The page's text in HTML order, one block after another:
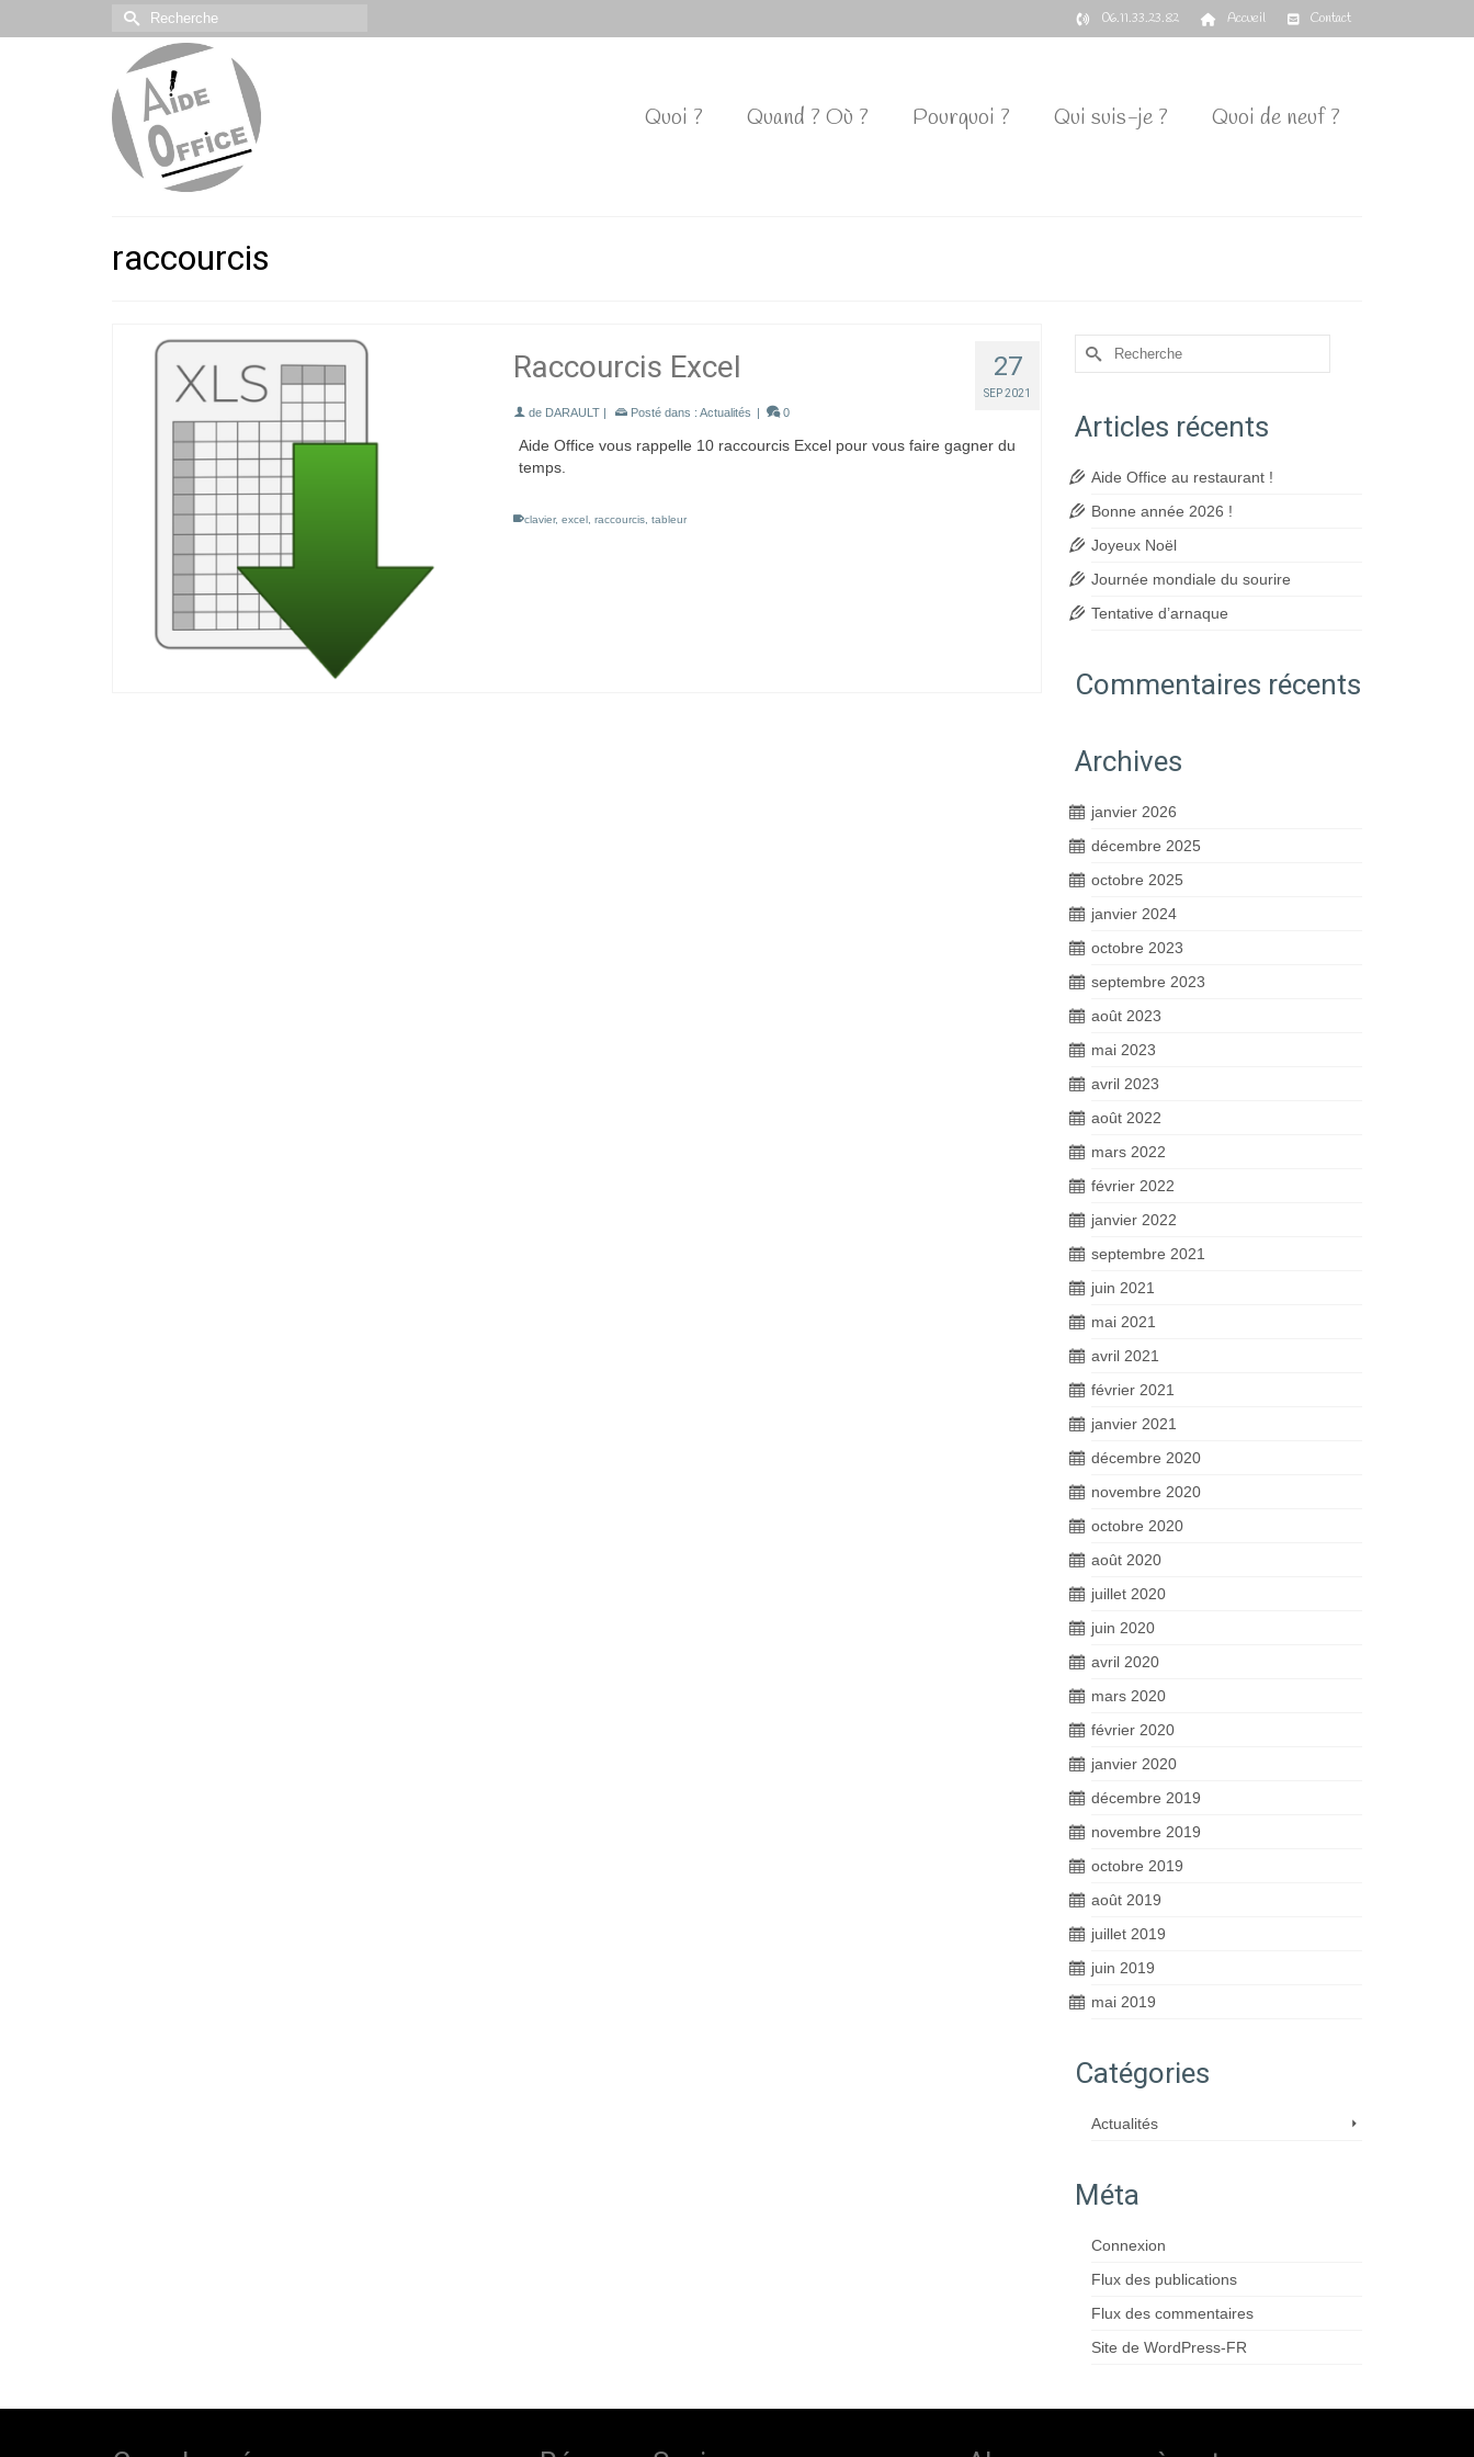
06.11.33.23.82 Accueil Contact
Rechercher :
Quoi ? Quand ? Où ? Pourquoi ? Qui suis-je ? Quoi de neuf ?
raccourcis
27
SEP 2021
Raccourcis Excel
de DARAULT | Posté dans : Actualités | 0
Aide Office vous rappelle 10 raccourcis Excel pour vous faire gagner du
temps.
clavier, excel, raccourcis, tableur
Rechercher :
Articles récents
Aide Office au restaurant !
Bonne année 2026 !
Joyeux Noël
Journée mondiale du sourire
Tentative d’arnaque
Commentaires récents
Archives
janvier 2026
décembre 2025
octobre 2025
janvier 2024
octobre 2023
septembre 2023
août 2023
mai 2023
avril 2023
août 2022
mars 2022
février 2022
janvier 2022
septembre 2021
juin 2021
mai 2021
avril 2021
février 2021
janvier 2021
décembre 2020
novembre 2020
octobre 2020
août 2020
juillet 2020
juin 2020
avril 2020
mars 2020
février 2020
janvier 2020
décembre 2019
novembre 2019
octobre 2019
août 2019
juillet 2019
juin 2019
mai 2019
Catégories
Actualités
Méta
Connexion
Flux des publications
Flux des commentaires
Site de WordPress-FR